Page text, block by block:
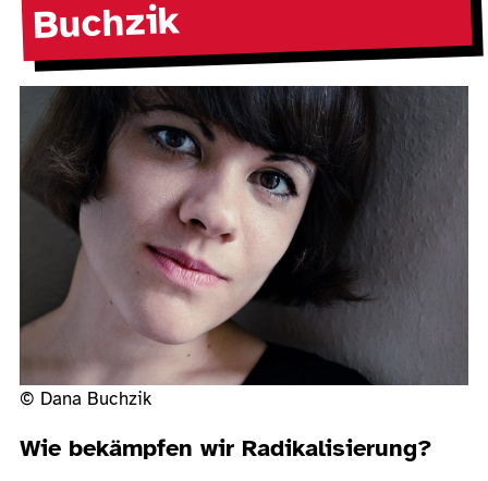
Buchzik
© Dana Buchzik
Wie bekämpfen wir Radikalisierung?